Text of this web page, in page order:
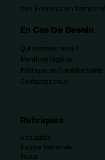
des Fennecs en temps
En Cas De Besoin
Qui sommes nous ?
Mentions légales
Politique de Confidentialité
Contactez nous
Rubriques
Actualités
Equipe Nationale
Focus